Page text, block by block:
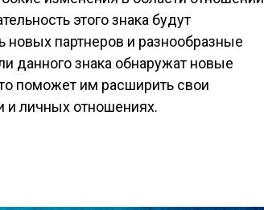
этого знака будут
новых партнеров и разнообразные
данного знака обнаружат новые
поможет им расширить свои
и личных отношениях.